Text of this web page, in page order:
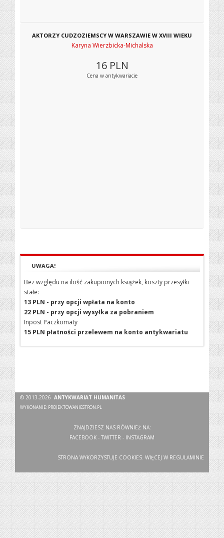
AKTORZY CUDZOZIEMSCY W WARSZAWIE W XVIII WIEKU
Karyna Wierzbicka-Michalska
16 PLN
Cena w antykwariacie
UWAGA!
Bez względu na ilość zakupionych książek, koszty przesyłki
stałe:
13 PLN - przy opcji wpłata na konto
22 PLN - przy opcji wysyłka za pobraniem
Inpost Paczkomaty
15 PLN płatności przelewem na konto antykwariatu
© 2013-2026ANTYKWARIAT HUMANITAS
WYKONANIE: PROJEKTOWANIESTRON.PL
ZNAJDZIESZ NAS RÓWNIEŻ NA:
FACEBOOK - TWITTER - INSTAGRAM
STRONA WYKORZYSTUJE COOKIES. WIĘCEJ W REGULAMINIE